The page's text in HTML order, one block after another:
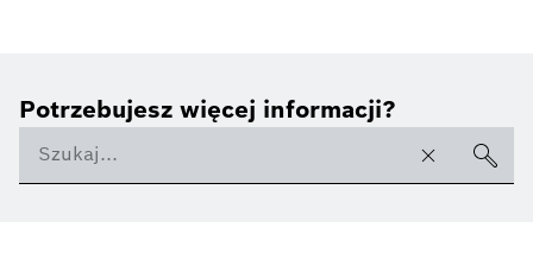
Potrzebujesz więcej informacji?